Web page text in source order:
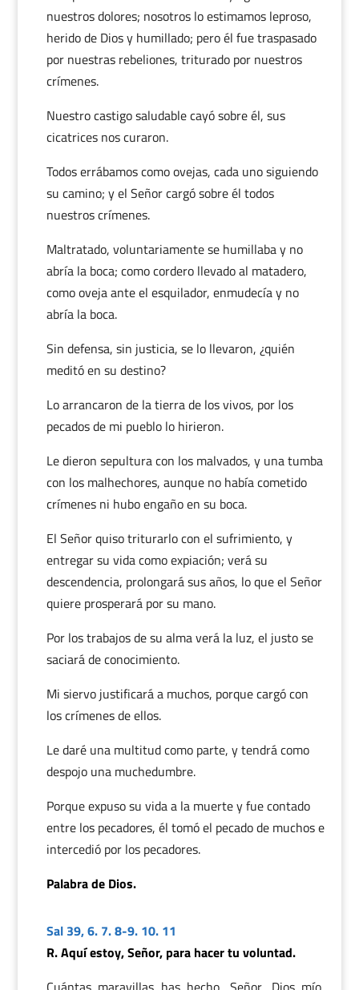
nuestros dolores; nosotros lo estimamos leproso,
herido de Dios y humillado; pero él fue traspasado
por nuestras rebeliones, triturado por nuestros
crímenes.
Nuestro castigo saludable cayó sobre él, sus
cicatrices nos curaron.
Todos errábamos como ovejas, cada uno siguiendo
su camino; y el Señor cargó sobre él todos
nuestros crímenes.
Maltratado, voluntariamente se humillaba y no
abría la boca; como cordero llevado al matadero,
como oveja ante el esquilador, enmudecía y no
abría la boca.
Sin defensa, sin justicia, se lo llevaron, ¿quién
meditó en su destino?
Lo arrancaron de la tierra de los vivos, por los
pecados de mi pueblo lo hirieron.
Le dieron sepultura con los malvados, y una tumba
con los malhechores, aunque no había cometido
crímenes ni hubo engaño en su boca.
El Señor quiso triturarlo con el sufrimiento, y
entregar su vida como expiación; verá su
descendencia, prolongará sus años, lo que el Señor
quiere prosperará por su mano.
Por los trabajos de su alma verá la luz, el justo se
saciará de conocimiento.
Mi siervo justificará a muchos, porque cargó con
los crímenes de ellos.
Le daré una multitud como parte, y tendrá como
despojo una muchedumbre.
Porque expuso su vida a la muerte y fue contado
entre los pecadores, él tomó el pecado de muchos e
intercedió por los pecadores.
Palabra de Dios.
Sal 39, 6. 7. 8-9. 10. 11
R. Aquí estoy, Señor, para hacer tu voluntad.